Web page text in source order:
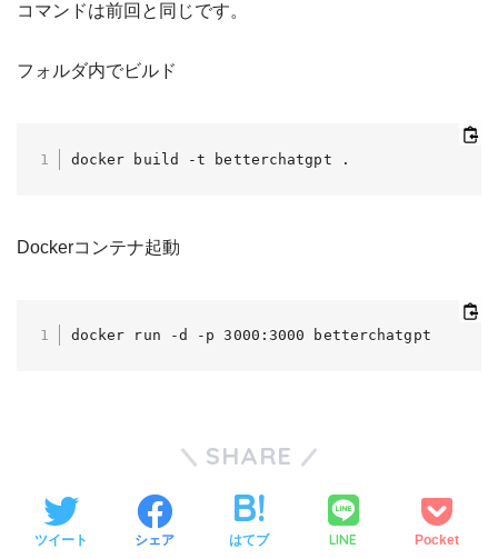
コマンドは前回と同じです。
フォルダ内でビルド
docker build -t betterchatgpt .
Dockerコンテナ起動
docker run -d -p 3000:3000 betterchatgpt
SHARE
ツイート シェア はてブ LINE Pocket